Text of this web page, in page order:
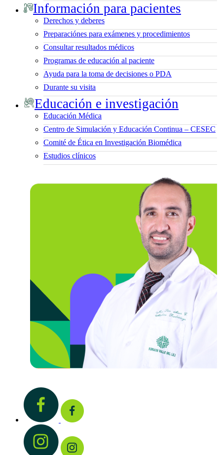
Información para pacientes
Derechos y deberes
Preparaciónes para exámenes y procedimientos
Consultar resultados médicos
Programas de educación al paciente
Ayuda para la toma de decisiones o PDA
Durante su visita
Educación e investigación
Educación Médica
Centro de Simulación y Educación Continua – CESEC
Comité de Ética en Investigación Biomédica
Estudios clínicos